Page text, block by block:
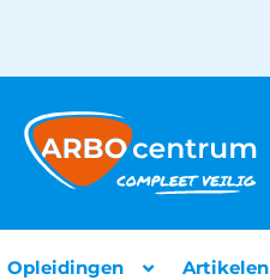
Opleidingen Artikelen